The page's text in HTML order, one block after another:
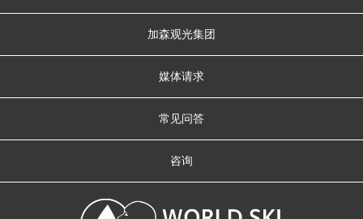
加森观光集团
媒体请求
常见问答
咨询